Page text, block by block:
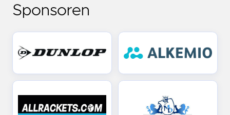
Sponsoren